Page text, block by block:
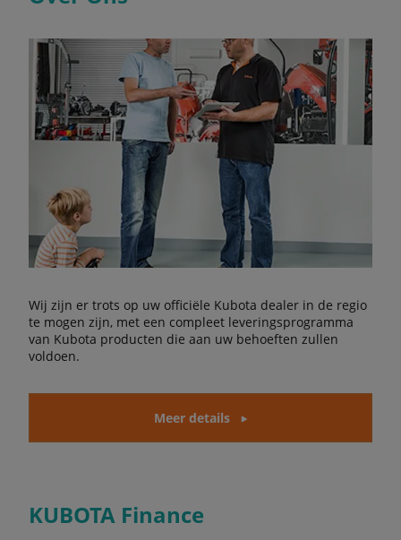
Wij zijn er trots op uw officiële Kubota dealer in de regio
te mogen zijn, met een compleet leveringsprogramma
van Kubota producten die aan uw behoeften zullen
voldoen.
Meer details
KUBOTA Finance